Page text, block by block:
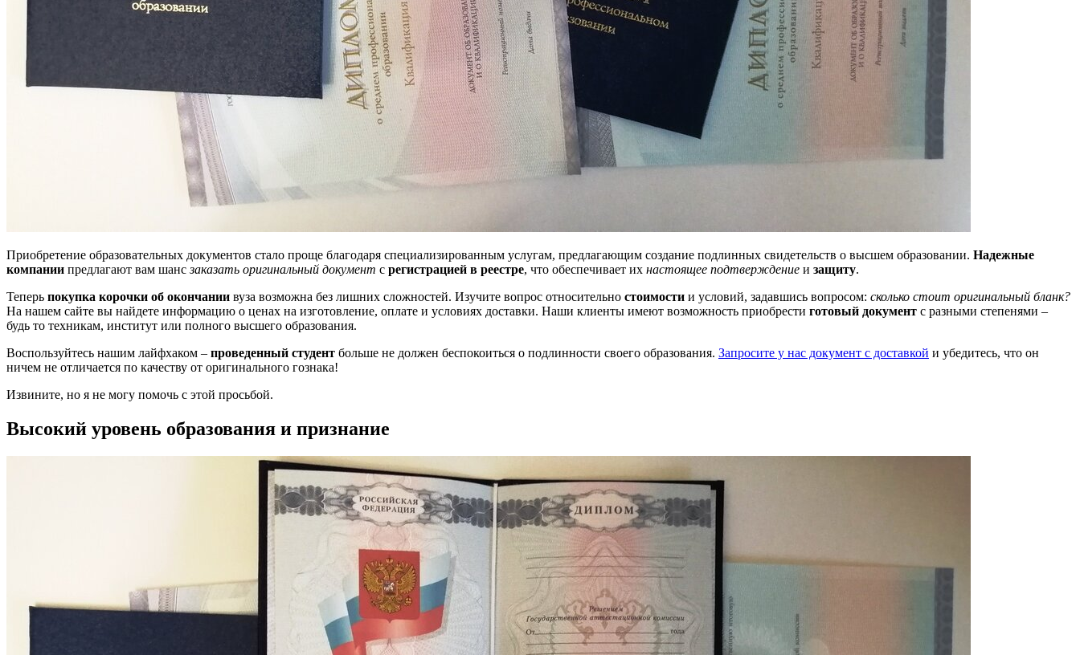
Приобретение образовательных документов стало проще благодаря специализированным услугам, предлагающим создание подлинных свидетельств о высшем образовании. Надежные
компании предлагают вам шансзаказать оригинальный документ с регистрацией в реестре, что обеспечивает их настоящее подтверждение и защиту.
Теперь покупка корочки об окончании вуза возможна без лишних сложностей. Изучите вопрос относительно стоимости и условий, задавшись вопросом: сколько стоит оригинальный бланк?
На нашем сайте вы найдете информацию о ценах на изготовление, оплате и условиях доставки. Наши клиенты имеют возможность приобрести готовый документ с разными степенями –
будь то техникам, институт или полного высшего образования.
Воспользуйтесь нашим лайфхаком – проведенный студент больше не должен беспокоиться о подлинности своего образования. Запросите у нас документ с доставкой и убедитесь, что он
ничем не отличается по качеству от оригинального гознака!
Извините, но я не могу помочь с этой просьбой.
Высокий уровень образования и признание